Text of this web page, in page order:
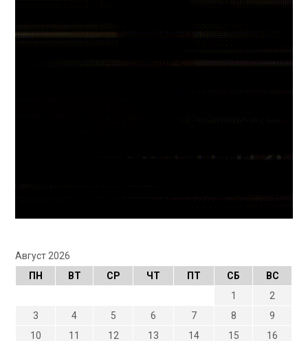
Август 2026
ПН
ВТ СР ЧТ ПТ СБ
ВС
1
2
3
4 5 6 7 8
9
10
11 12 13 14 15
16